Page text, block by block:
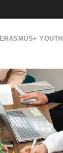
ERASMUS+ YOUTH